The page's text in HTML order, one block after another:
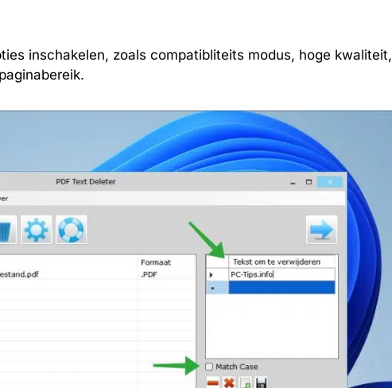
inschakelen, zoals compatibliteits modus, hoge kwaliteit,